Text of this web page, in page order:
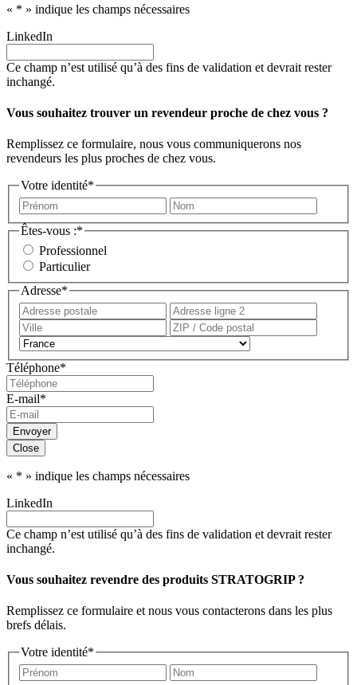
« * » indique les champs nécessaires
LinkedIn
Ce champ n’est utilisé qu’à des fins de validation et devrait rester
inchangé.
Vous souhaitez trouver un revendeur proche de chez vous ?
Remplissez ce formulaire, nous vous communiquerons nos
revendeurs les plus proches de chez vous.
Votre identité*
Prénom
Êtes-vous :*
Professionnel
Particulier
Adresse*
Adresse
postale
Ville
Téléphone*
E-mail*
Envoyer
Close
« * » indique les champs nécessaires
LinkedIn
Ce champ n’est utilisé qu’à des fins de validation et devrait rester
inchangé.
Vous souhaitez revendre des produits STRATOGRIP ?
Remplissez ce formulaire et nous vous contacterons dans les plus
brefs délais.
Votre identité*
Prénom